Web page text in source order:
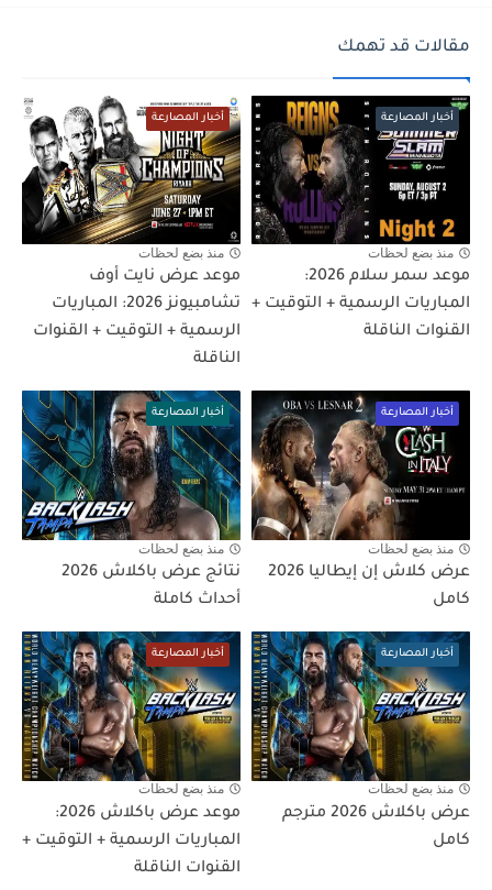
مقالات قد تهمك
أخبار المصارعة
منذ بضع لحظات
موعد سمر سلام 2026:
المباريات الرسمية + التوقيت +
القنوات الناقلة
أخبار المصارعة
منذ بضع لحظات
موعد عرض نايت أوف
تشامبيونز 2026: المباريات
الرسمية + التوقيت + القنوات
الناقلة
أخبار المصارعة
منذ بضع لحظات
عرض كلاش إن إيطاليا 2026
كامل
أخبار المصارعة
منذ بضع لحظات
نتائج عرض باكلاش 2026
أحداث كاملة
أخبار المصارعة
منذ بضع لحظات
عرض باكلاش 2026 مترجم
كامل
أخبار المصارعة
منذ بضع لحظات
موعد عرض باكلاش 2026:
المباريات الرسمية + التوقيت +
القنوات الناقلة